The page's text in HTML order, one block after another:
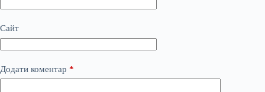
Сайт
Додати коментар *